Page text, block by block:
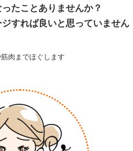
たことありませんか？
すれば良いと思っていません
肉までほぐします